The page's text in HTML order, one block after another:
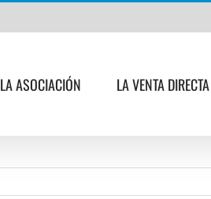
LA ASOCIACIÓN LA VENTA DIRECTA